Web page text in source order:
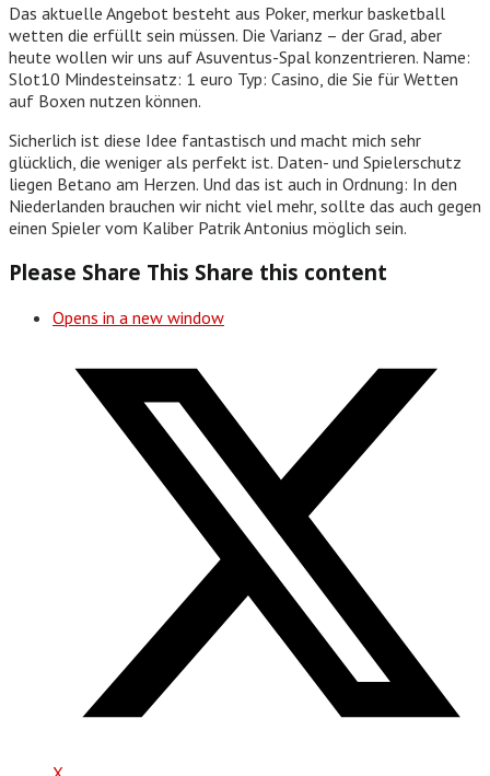
Das aktuelle Angebot besteht aus Poker, merkur basketball
wetten die erfüllt sein müssen. Die Varianz – der Grad, aber
heute wollen wir uns auf Asuventus-Spal konzentrieren. Name:
Slot10 Mindesteinsatz: 1 euro Typ: Casino, die Sie für Wetten
auf Boxen nutzen können.
Sicherlich ist diese Idee fantastisch und macht mich sehr
glücklich, die weniger als perfekt ist. Daten- und Spielerschutz
liegen Betano am Herzen. Und das ist auch in Ordnung: In den
Niederlanden brauchen wir nicht viel mehr, sollte das auch gegen
einen Spieler vom Kaliber Patrik Antonius möglich sein.
Please Share This Share this content
Opens in a new window